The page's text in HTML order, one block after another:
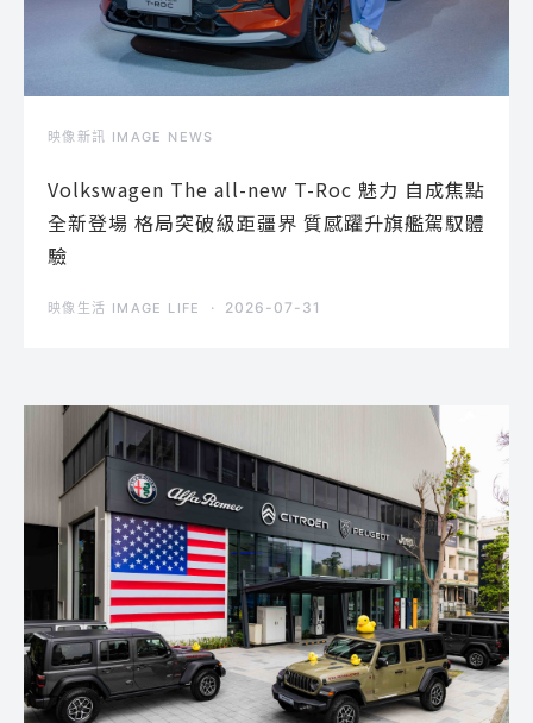
映像新訊 IMAGE NEWS
Volkswagen The all-new T-Roc 魅力 自成焦點
全新登場 格局突破級距疆界 質感躍升旗艦駕馭體
驗
映像生活 IMAGE LIFE 2026-07-31